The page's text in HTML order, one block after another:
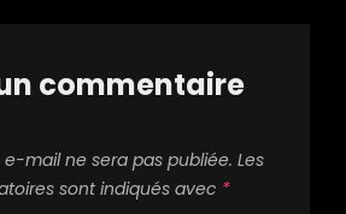
commentaire
e-mail ne sera pas publiée. Les
sont indiqués avec *